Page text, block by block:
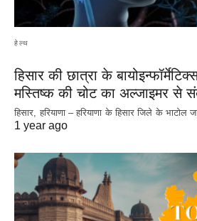
हेल्थ
हिसार की छात्रा के
मस्तिष्क की चोट का अल्जाइमर से
हिसार, हरियाणा – हरियाणा के हिसार जिले के भाटोल
1 year ago